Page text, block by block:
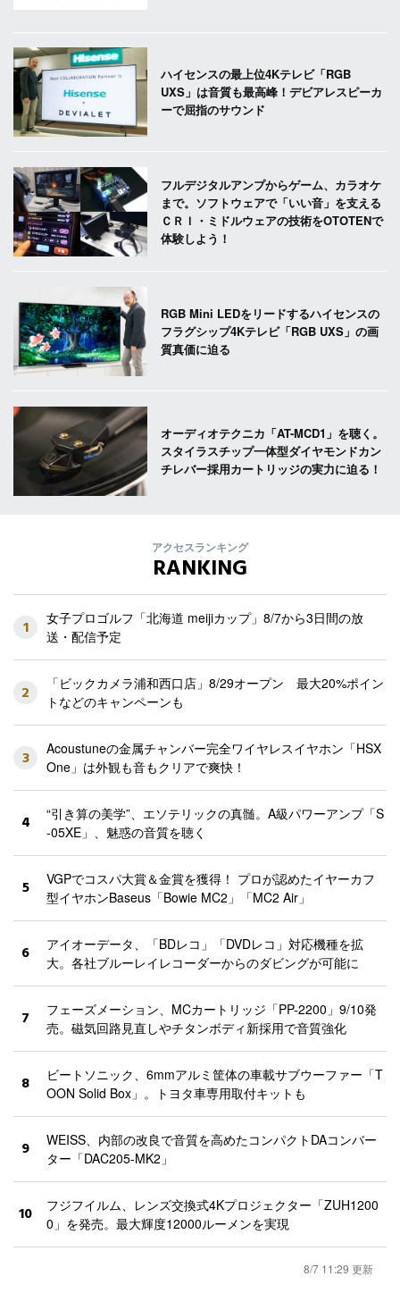
ハイセンスの最上位4Kテレビ「RGB
UXS」は音質も最高峰！デビアレスピーカ
ーで屈指のサウンド
フルデジタルアンプからゲーム、カラオケ
まで。ソフトウェアで「いい音」を支える
ＣＲＩ・ミドルウェアの技術をOTOTENで
体験しよう！
RGB Mini LEDをリードするハイセンスの
フラグシップ4Kテレビ「RGB UXS」の画
質真価に迫る
オーディオテクニカ「AT-MCD1」を聴く。
スタイラスチップ一体型ダイヤモンドカン
チレバー採用カートリッジの実力に迫る！
アクセスランキング
RANKING
1
女子プロゴルフ「北海道 meijiカップ」8/7から3日間の放
送・配信予定
2
「ビックカメラ浦和西口店」8/29オープン 最大20%ポイン
トなどのキャンペーンも
3
Acoustuneの金属チャンバー完全ワイヤレスイヤホン「HSX
One」は外観も音もクリアで爽快！
4
“引き算の美学”、エソテリックの真髄。A級パワーアンプ「S
-05XE」、魅惑の音質を聴く
5
VGPでコスパ大賞＆金賞を獲得！ プロが認めたイヤーカフ
型イヤホンBaseus「Bowie MC2」「MC2 Air」
6
アイオーデータ、「BDレコ」「DVDレコ」対応機種を拡
大。各社ブルーレイレコーダーからのダビングが可能に
7
フェーズメーション、MCカートリッジ「PP-2200」9/10発
売。磁気回路見直しやチタンボディ新採用で音質強化
8
ビートソニック、6mmアルミ筐体の車載サブウーファー「T
OON Solid Box」。トヨタ車専用取付キットも
9
WEISS、内部の改良で音質を高めたコンパクトDAコンバー
ター「DAC205-MK2」
10
フジフイルム、レンズ交換式4Kプロジェクター「ZUH1200
0」を発売。最大輝度12000ルーメンを実現
8/7 11:29 更新